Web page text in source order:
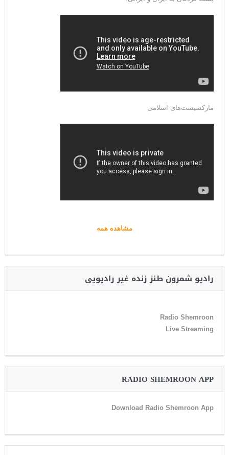
مارکسیست‌های اسلامی
مشاهده همه
رادیو شمرون طنز زنده غیر رادیویی
Radio Shemroon
Live Streaming
RADIO SHEMROON APP
Download Radio Shemroon App